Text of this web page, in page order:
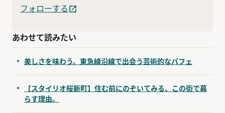
フォローする
あわせて読みたい
美しさを味わう。東急線沿線で出会う芸術的なパフェ
【スタイリオ桜新町】住む前にのぞいてみる、この街で暮
らす理由。